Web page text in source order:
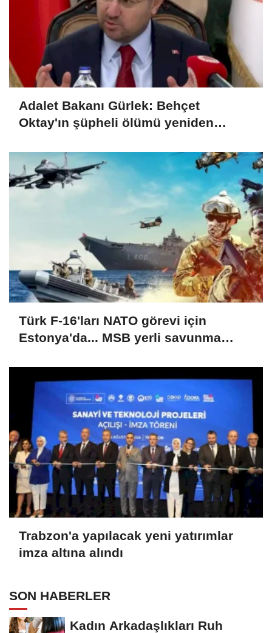
Adalet Bakanı Gürlek: Behçet
Oktay'ın şüpheli ölümü yeniden
Türk F-16'ları NATO görevi için
Estonya'da... MSB yerli savunma
Trabzon'a yapılacak yeni yatırımlar
imza altına alındı
SON HABERLER
Kadın Arkadaşlıkları Ruh